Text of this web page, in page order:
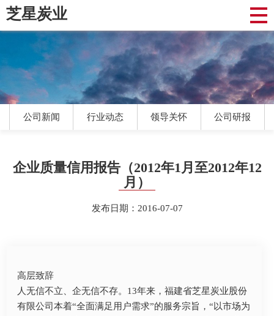
芝星炭业
公司新闻 行业动态 领导关怀 公司研报
企业质量信用报告（2012年1月至2012年12
月）
发布日期：2016-07-07
高层致辞
人无信不立、企无信不存。13年来，福建省芝星炭业股份
有限公司本着“全面满足用户需求”的服务宗旨，“以市场为